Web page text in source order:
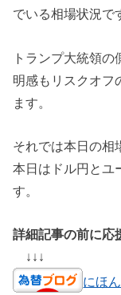
でいる相場状況で
トランプ大統領
明感もリスクオフ
ます。
それでは本日の相
本日はドル円とユ
す。
詳細記事の前に応
↓↓↓
にほ